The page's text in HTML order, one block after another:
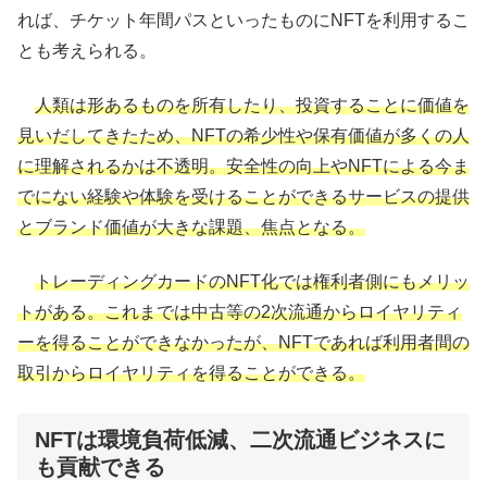
れば、チケット年間パスといったものにNFTを利用するこ
とも考えられる。
人類は形あるものを所有したり、投資することに価値を
見いだしてきたため、NFTの希少性や保有価値が多くの人
に理解されるかは不透明。安全性の向上やNFTによる今ま
でにない経験や体験を受けることができるサービスの提供
とブランド価値が大きな課題、焦点となる。
トレーディングカードのNFT化では権利者側にもメリッ
トがある。これまでは中古等の2次流通からロイヤリティ
ーを得ることができなかったが、NFTであれば利用者間の
取引からロイヤリティを得ることができる。
NFTは環境負荷低減、二次流通ビジネスに
も貢献できる